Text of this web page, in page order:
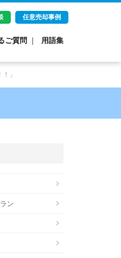
任意売却事例
ご質問 用語集
」
ン